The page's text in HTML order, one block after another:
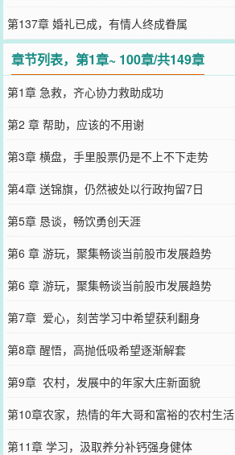
第137章 婚礼已成，有情人终成眷属
章节列表，第1章~ 100章/共149章
第1章 急救，齐心协力救助成功
第2 章 帮助，应该的不用谢
第3章 横盘，手里股票仍是不上不下走势
第4章 送锦旗，仍然被处以行政拘留7日
第5章 恳谈，畅饮勇创天涯
第6 章 游玩，聚集畅谈当前股市发展趋势
第6 章 游玩，聚集畅谈当前股市发展趋势
第7章 爱心，刻苦学习中希望获利翻身
第8章 醒悟，高抛低吸希望逐渐解套
第9章 农村，发展中的年家大庄新面貌
第10章农家，热情的年大哥和富裕的农村生活
第11章 学习，汲取养分补钙强身健体